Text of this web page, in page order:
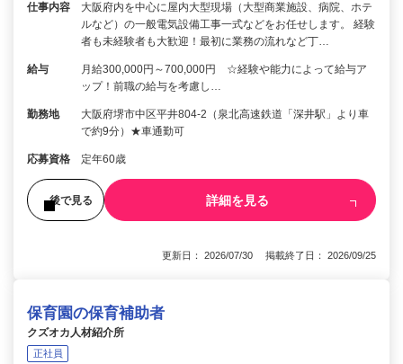
仕事内容
大阪府内を中心に屋内大型現場（大型商業施設、病院、ホテ
ルなど）の一般電気設備工事一式などをお任せします。 経験
者も未経験者も大歓迎！最初に業務の流れなど丁…
給与
月給300,000円～700,000円 ☆経験や能力によって給与ア
ップ！前職の給与を考慮し…
勤務地
大阪府堺市中区平井804‐2（泉北高速鉄道「深井駅」より車
で約9分）★車通勤可
応募資格 定年60歳
後で見る 詳細を見る
更新日： 2026/07/30 掲載終了日： 2026/09/25
保育園の保育補助者
クズオカ人材紹介所
正社員